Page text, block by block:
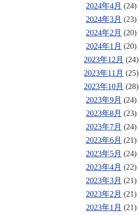
2024年4月 (24)
2024年3月 (23)
2024年2月 (20)
2024年1月 (20)
2023年12月 (24)
2023年11月 (25)
2023年10月 (28)
2023年9月 (24)
2023年8月 (23)
2023年7月 (24)
2023年6月 (21)
2023年5月 (24)
2023年4月 (22)
2023年3月 (21)
2023年2月 (21)
2023年1月 (21)